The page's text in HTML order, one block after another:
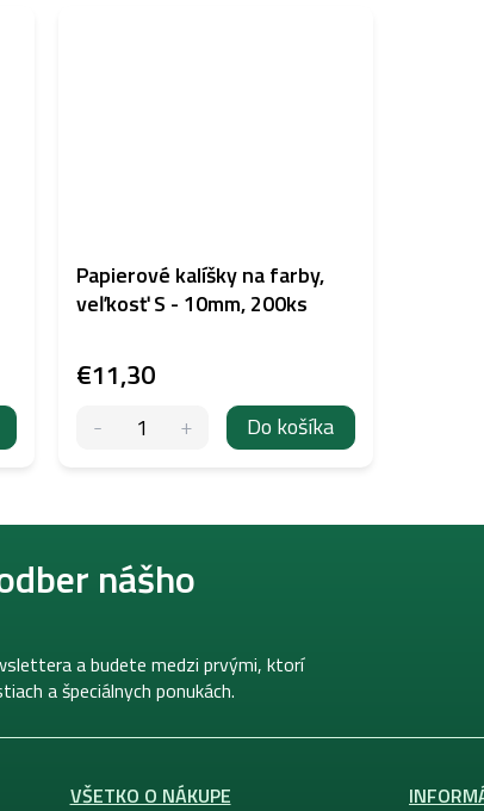
Papierové kalíšky na farby,
veľkosť S - 10mm, 200ks
€11,30
Do košíka
nášho
a budete medzi prvými, ktorí
a špeciálnych ponukách.
VŠETKO O NÁKUPE